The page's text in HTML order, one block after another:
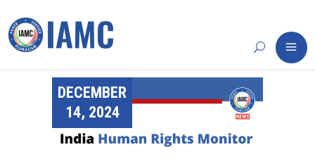
DECEMBER
14, 2024